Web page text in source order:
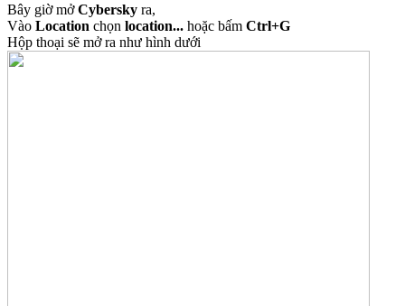
Bây giờ mởCybersky ra,
Vào Location chọn location... hoặc bấm Ctrl+G
Hộp thoại sẽ mở ra như hình dưới